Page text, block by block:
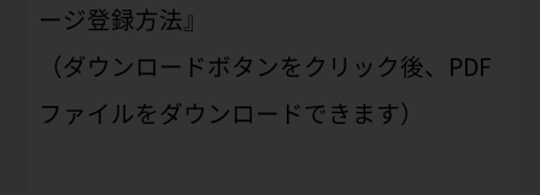
ージ登録方法』
（ダウンロードボタンをクリック後、PDF
ファイルをダウンロードできます）